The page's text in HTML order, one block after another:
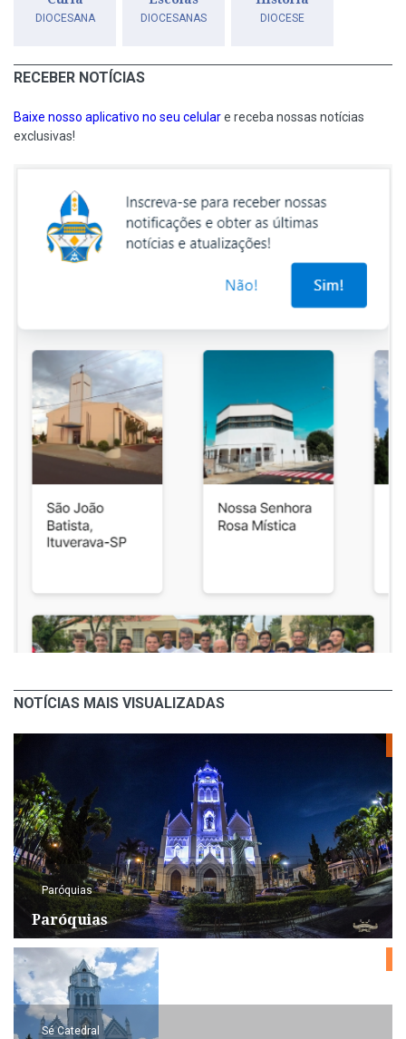
DIOCESANA DIOCESANAS DIOCESE
RECEBER NOTÍCIAS
Baixe nosso aplicativo no seu celulare receba nossas notícias
exclusivas!
NOTÍCIAS MAIS VISUALIZADAS
Paróquias
Paróquias
Sé Catedral